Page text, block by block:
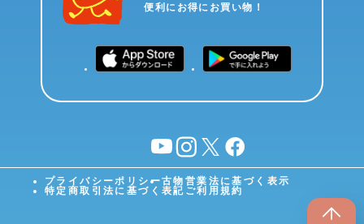
便利にお得にお買い物！
YouTubeinstagram
X facebook
プライバシーポリシー古物営業法に基づく表示
特定商取引法に基づく表記 ご利用規約